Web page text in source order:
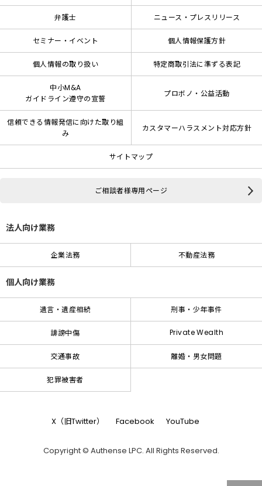
弁護士 ニュース・プレスリリース
セミナー・イベント 個人情報保護方針
個人情報の取り扱い 特定商取引法に準ずる表記
中小M&A
ガイドライン遵守の宣誓
プロボノ・公益活動
信頼できる情報発信に向けた取り組
み
カスタマーハラスメント対応方針
サイトマップ
ご相談者様専用ページ
法人向け業務
企業法務 不動産法務
個人向け業務
遺言・遺産相続 刑事・少年事件
誹謗中傷 Private Wealth
交通事故 離婚・男女問題
犯罪被害者
X（旧Twitter） Facebook YouTube
Copyright © Authense LPC. All Rights Reserved.